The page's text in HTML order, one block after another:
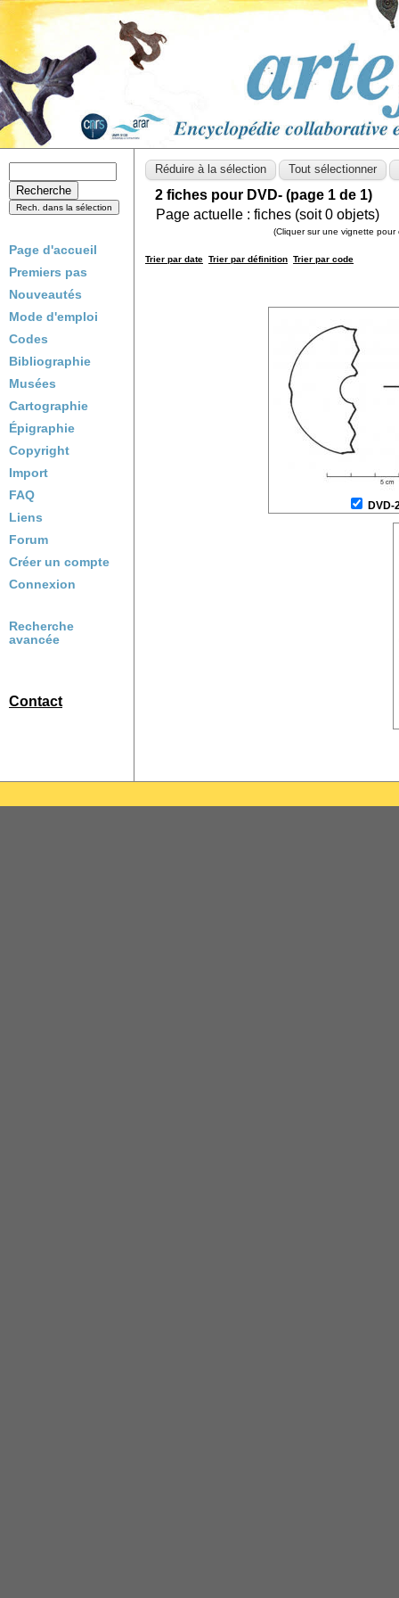
Page d'accueil
Premiers pas
Nouveautés
Mode d'emploi
Codes
Bibliographie
Musées
Cartographie
Épigraphie
Copyright
Import
FAQ
Liens
Forum
Créer un compte
Connexion
Recherche
avancée
Contact
2 fiches pour DVD- (page 1 de 1)
Page actuelle : fiches (soit0 objets)
(Cliquer sur une vignette
Trier par date Trier par définition Trier par code
DVD-